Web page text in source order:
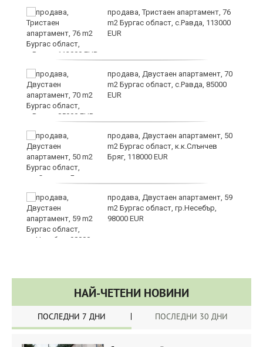
продава, Тристаен апартамент, 76
m2 Бургас област, с.Равда, 113000
EUR
продава, Двустаен апартамент, 70
m2 Бургас област, с.Равда, 85000
EUR
продава, Двустаен апартамент, 50
m2 Бургас област, к.к.Слънчев
Бряг, 118000 EUR
продава, Двустаен апартамент, 59
m2 Бургас област, гр.Несебър,
98000 EUR
НАЙ-ЧЕТЕНИ НОВИНИ
ПОСЛЕДНИ 7 ДНИ ПОСЛЕДНИ 30 ДНИ